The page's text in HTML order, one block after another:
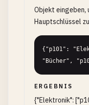
Objekt eingeben,
Hauptschlüssel
{"p101":
"Bücher",
ERGEBNIS
{"Elektronik":